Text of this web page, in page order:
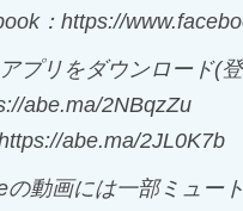
：https://
プリをダウンロード(
abe.ma/2NBqzZu
abe.ma/2JL0K7b
動画には一部ミュー